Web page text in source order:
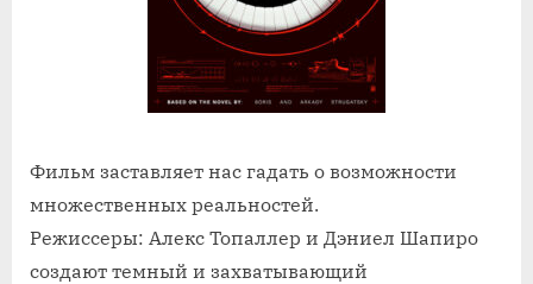
Фильм заставляет нас гадать о возможности
множественных реальностей.
Режиссеры: Алекс Топаллер и Дэниел Шапиро
создают темный и захватывающий